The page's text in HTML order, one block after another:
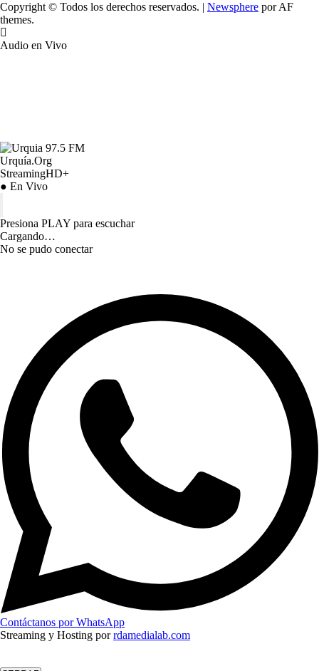
Copyright © Todos los derechos reservados. | Newsphere por AF
themes.
Audio en Vivo
Urquía.Org
StreamingHD+
● En Vivo
Presiona PLAY para escuchar
Cargando…
No se pudo conectar
Contáctanos por WhatsApp
Streaming y Hosting porrdamedialab.com